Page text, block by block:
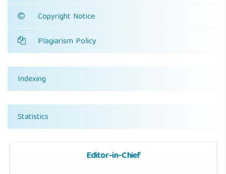
Copyright Notice
Plagiarism Policy
Indexing
Statistics
Editor-in-Chief